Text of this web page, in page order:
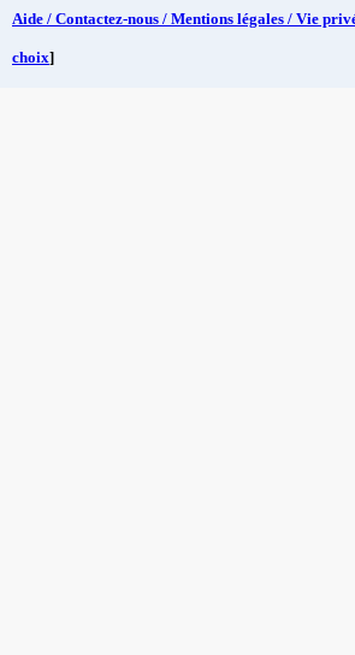
Aide / Contactez-nous / Mentions légales / Vie
choix]